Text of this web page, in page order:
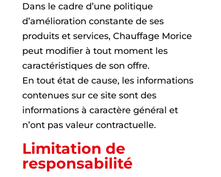
Dans le cadre d’une politique
d’amélioration constante de ses
produits et services, Chauffage Morice
peut modifier à tout moment les
caractéristiques de son offre.
En tout état de cause, les informations
contenues sur ce site sont des
informations à caractère général et
n’ont pas valeur contractuelle.
Limitation de
responsabilité